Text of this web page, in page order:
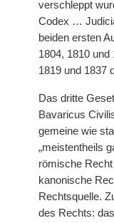
verschleppt
Codex …
beiden ersten
1804, 1810
1819 und 1837
Das dritte
Bavaricus
gemeine wie
„meistentheils
römische
kanonische
Rechtsquelle.
des Rechts: